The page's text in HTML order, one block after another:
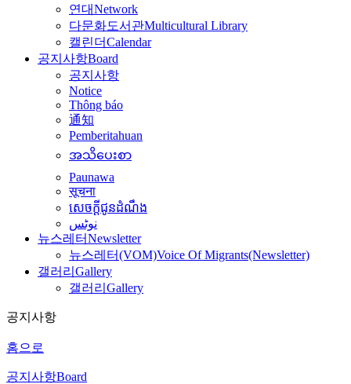
연대Network
다문화도서관Multicultural Library
캘린더Calendar
공지사항Board
공지사항
Notice
Thông báo
通知
Pemberitahuan
အသိပေးစာ
Paunawa
सूचना
សេចក្តីជូនដំណឹង
نوٹس
뉴스레터Newsletter
뉴스레터(VOM)Voice Of Migrants(Newsletter)
갤러리 Gallery
갤러리 Gallery
공지사항
홈으로
공지사항Board